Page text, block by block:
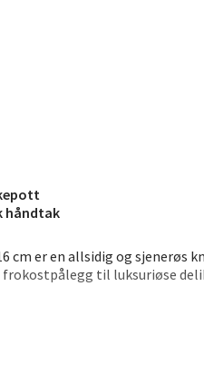
håndtak
cm er en allsidig og sjenerøs
til luksuriøse
– en frisk og funksjonell
Åpent